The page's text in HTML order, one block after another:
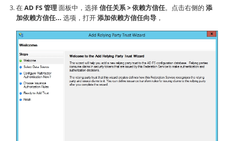
在AD FS 管理面板中，选择信任关系 > 依赖方信任。点击右侧的 添
加依赖方信任... 选项，打开添加依赖方信任向导 ，